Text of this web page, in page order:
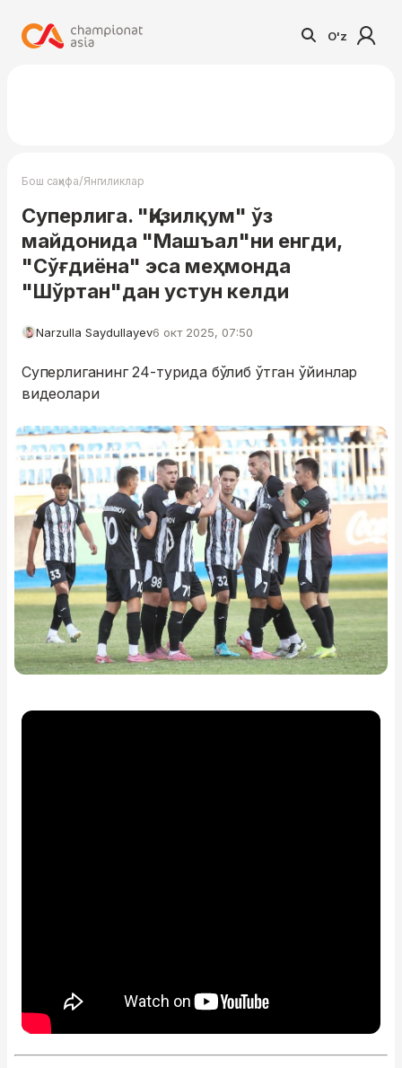
O'z
Бош саҳифа/Янгиликлар
Суперлига. "Қизилқум" ўз
майдонида "Машъал"ни енгди,
"Сўғдиёна" эса меҳмонда
"Шўртан"дан устун келди
Narzulla Saydullayev6 окт 2025, 07:50
Суперлиганинг 24-турида бўлиб ўтган ўйинлар
видеолари